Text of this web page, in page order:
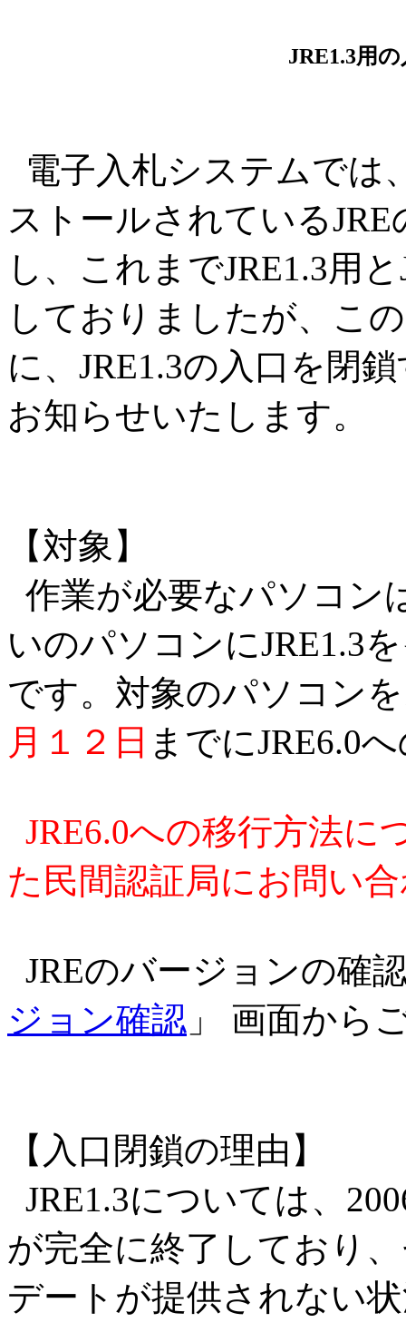
JRE1.3用
電子入札システムでは
ストールされている
し、これまでJRE1.3用
しておりましたが、こ
に、JRE1.3の入口を閉
お知らせいたします。
【対象】
作業が必要なパソコン
いのパソコンにJRE1.3
です。対象のパソコン
月１２日 までにJRE6.0
JRE6.0への移行方法に
た民間認証局にお問い
JREのバージョンの確
ジョン確認 」 画面から
【入口閉鎖の理由】
JRE1.3については、
が完全に終了しており
デートが提供されない